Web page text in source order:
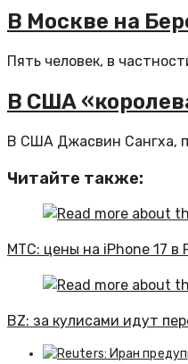
В Москве на
Пять человек, в
В США
В США Джасвин Сангха,
Читайте также:
МТС: цены на iPhone 17 в
BZ: за кулисами идут